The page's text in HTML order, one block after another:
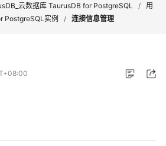
云数据库 TaurusDB for PostgreSQL / 用
PostgreSQL实例 / 连接信息管理